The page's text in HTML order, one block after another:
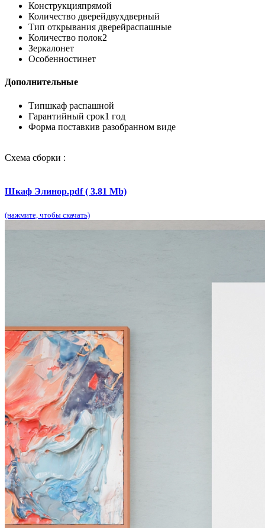
Конструкцияпрямой
Количество дверейдвухдверный
Тип открывания дверейраспашные
Количество полок2
Зеркалонет
Особенностинет
Дополнительные
Типшкаф распашной
Гарантийный срок1 год
Форма поставкив разобранном виде
Схема сборки :
Шкаф Элинор.pdf ( 3.81 Mb)
(нажмите, чтобы скачать)